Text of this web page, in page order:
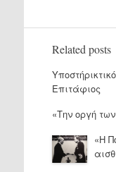
Related posts
Επιτάφιος
«Την οργή
«Η